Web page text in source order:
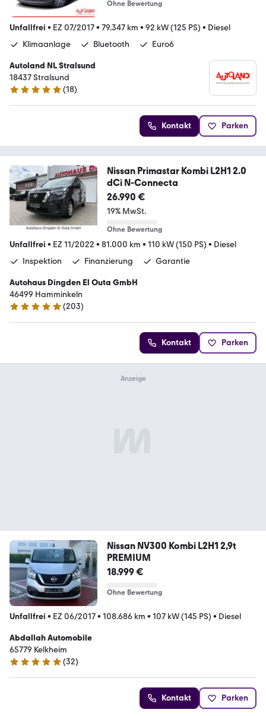
Ohne Bewertung
Unfallfrei • EZ 07/2017• 79.347 km • 92 kW (125 PS) • Diesel
Klimaanlage
Bluetooth Euro6
Autoland NL Stralsund
18437 Stralsund
4.9 Sterne
(18)
Kontakt Parken
Nissan Primastar Kombi L2H1 2.0
dCi N-Connecta
26.990 €
19% MwSt.
Ohne Bewertung
Unfallfrei • EZ 11/2022 • 81.000 km • 110 kW (150 PS) • Diesel
Inspektion
Finanzierung Garantie
Autohaus Dingden El Outa GmbH
46499 Hamminkeln
5 Sterne
(203)
Kontakt Parken
Nissan NV300 Kombi L2H1 2,9t
PREMIUM
18.999 €
Ohne Bewertung
Unfallfrei • EZ 06/2017• 108.686 km • 107 kW (145 PS) • Diesel
Abdallah Automobile
65779 Kelkheim
5 Sterne
(32)
Kontakt Parken